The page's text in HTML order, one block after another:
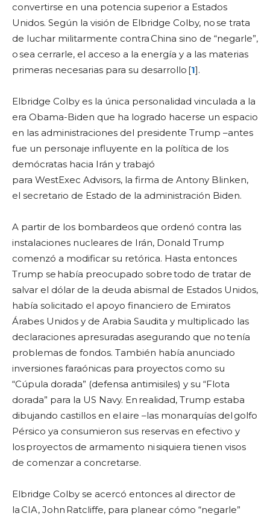
convertirse en una potencia superior a Estados
Unidos. Según la visión de Elbridge Colby, no se trata
de luchar militarmente contra China sino de “negarle”,
o sea cerrarle, el acceso a la energía y a las materias
primeras necesarias para su desarrollo [1].
Elbridge Colby es la única personalidad vinculada a la
era Obama-Biden que ha logrado hacerse un espacio
en las administraciones del presidente Trump –antes
fue un personaje influyente en la política de los
demócratas hacia Irán y trabajó
para WestExec Advisors, la firma de Antony Blinken,
el secretario de Estado de la administración Biden.
A partir de los bombardeos que ordenó contra las
instalaciones nucleares de Irán, Donald Trump
comenzó a modificar su retórica. Hasta entonces
Trump se había preocupado sobre todo de tratar de
salvar el dólar de la deuda abismal de Estados Unidos,
había solicitado el apoyo financiero de Emiratos
Árabes Unidos y de Arabia Saudita y multiplicado las
declaraciones apresuradas asegurando que no tenía
problemas de fondos. También había anunciado
inversiones faraónicas para proyectos como su
“Cúpula dorada” (defensa antimisiles) y su “Flota
dorada” para la US Navy. En realidad, Trump estaba
dibujando castillos en el aire –las monarquías del golfo
Pérsico ya consumieron sus reservas en efectivo y
los proyectos de armamento ni siquiera tienen visos
de comenzar a concretarse.
Elbridge Colby se acercó entonces al director de
la CIA, John Ratcliffe, para planear cómo “negarle”